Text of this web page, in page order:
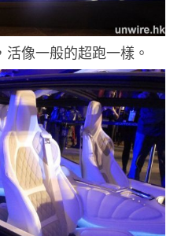
像一般的超跑一樣。